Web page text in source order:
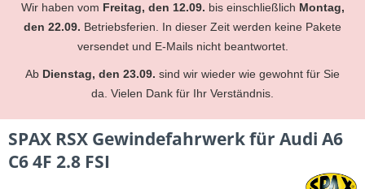
Wir haben vom Freitag, den 12.09. bis einschließlich Montag,
den 22.09. Betriebsferien. In dieser Zeit werden keine Pakete
versendet und E-Mails nicht beantwortet.
Ab Dienstag, den 23.09. sind wir wieder wie gewohnt für Sie
da. Vielen Dank für Ihr Verständnis.
SPAX RSX Gewindefahrwerk für Audi A6
C6 4F 2.8 FSI